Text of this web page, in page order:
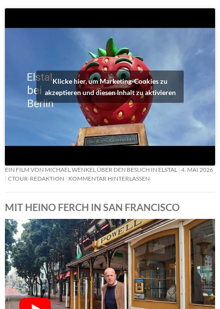
Klicke hier, um Marketing-Cookies zu
akzeptieren und diesen Inhalt zu aktivieren
EIN FILM VON MICHAEL WENKEL ÜBER DEN BESUCH IN ELSTAL
4. MAI 2026
CTOUR-REDAKTION
KOMMENTAR HINTERLASSEN
MIT HEINO FERCH IN SAN FRANCISCO